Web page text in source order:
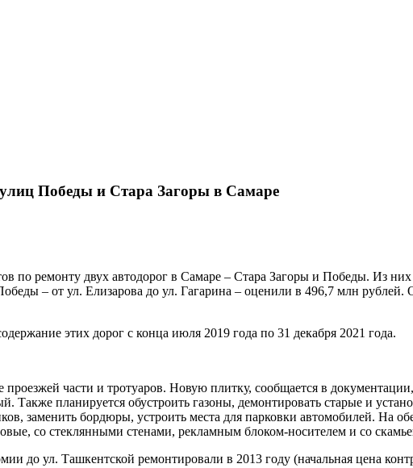
Победы и Стара Загоры в Самаре
по ремонту двух автодорог в Самаре – Стара Загоры и Победы. Из
– от ул. Елизарова до ул. Гагарина – оценили в 496,7 млн рублей.
этих дорог с конца июля 2019 года по 31 декабря 2021 года.
части и тротуаров. Новую плитку, сообщается в
Также планируется обустроить газоны, демонтировать старые и
заменить бордюры, устроить места для парковки автомобилей. На
со стеклянными стенами, рекламным блоком-носителем и со
до ул. Ташкентской ремонтировали в 2013 году (начальная цена